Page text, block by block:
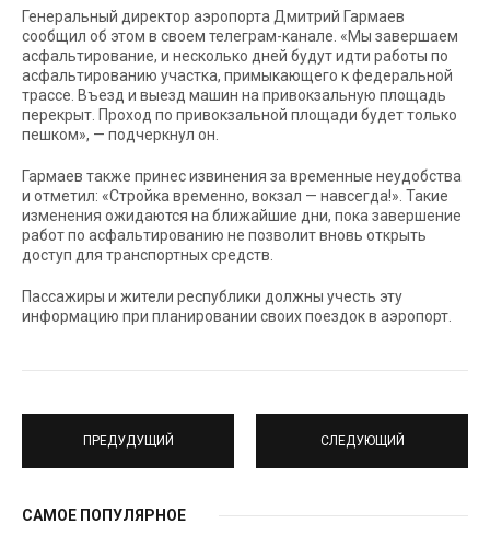
Генеральный директор аэропорта Дмитрий Гармаев
сообщил об этом в своем телеграм-канале. «Мы завершаем
асфальтирование, и несколько дней будут идти работы по
асфальтированию участка, примыкающего к федеральной
трассе. Въезд и выезд машин на привокзальную площадь
перекрыт. Проход по привокзальной площади будет только
пешком», — подчеркнул он.
Гармаев также принес извинения за временные неудобства
и отметил: «Стройка временно, вокзал — навсегда!». Такие
изменения ожидаются на ближайшие дни, пока завершение
работ по асфальтированию не позволит вновь открыть
доступ для транспортных средств.
Пассажиры и жители республики должны учесть эту
информацию при планировании своих поездок в аэропорт.
ПРЕДУДУЩИЙ СЛЕДУЮЩИЙ
САМОЕ ПОПУЛЯРНОЕ